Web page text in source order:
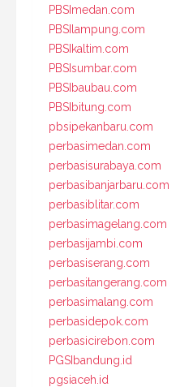
PBSImedan.com
PBSIlampung.com
PBSIkaltim.com
PBSIsumbar.com
PBSIbaubau.com
PBSIbitung.com
pbsipekanbaru.com
perbasimedan.com
perbasisurabaya.com
perbasibanjarbaru.com
perbasiblitar.com
perbasimagelang.com
perbasijambi.com
perbasiserang.com
perbasitangerang.com
perbasimalang.com
perbasidepok.com
perbasicirebon.com
PGSIbandung.id
pgsiaceh.id